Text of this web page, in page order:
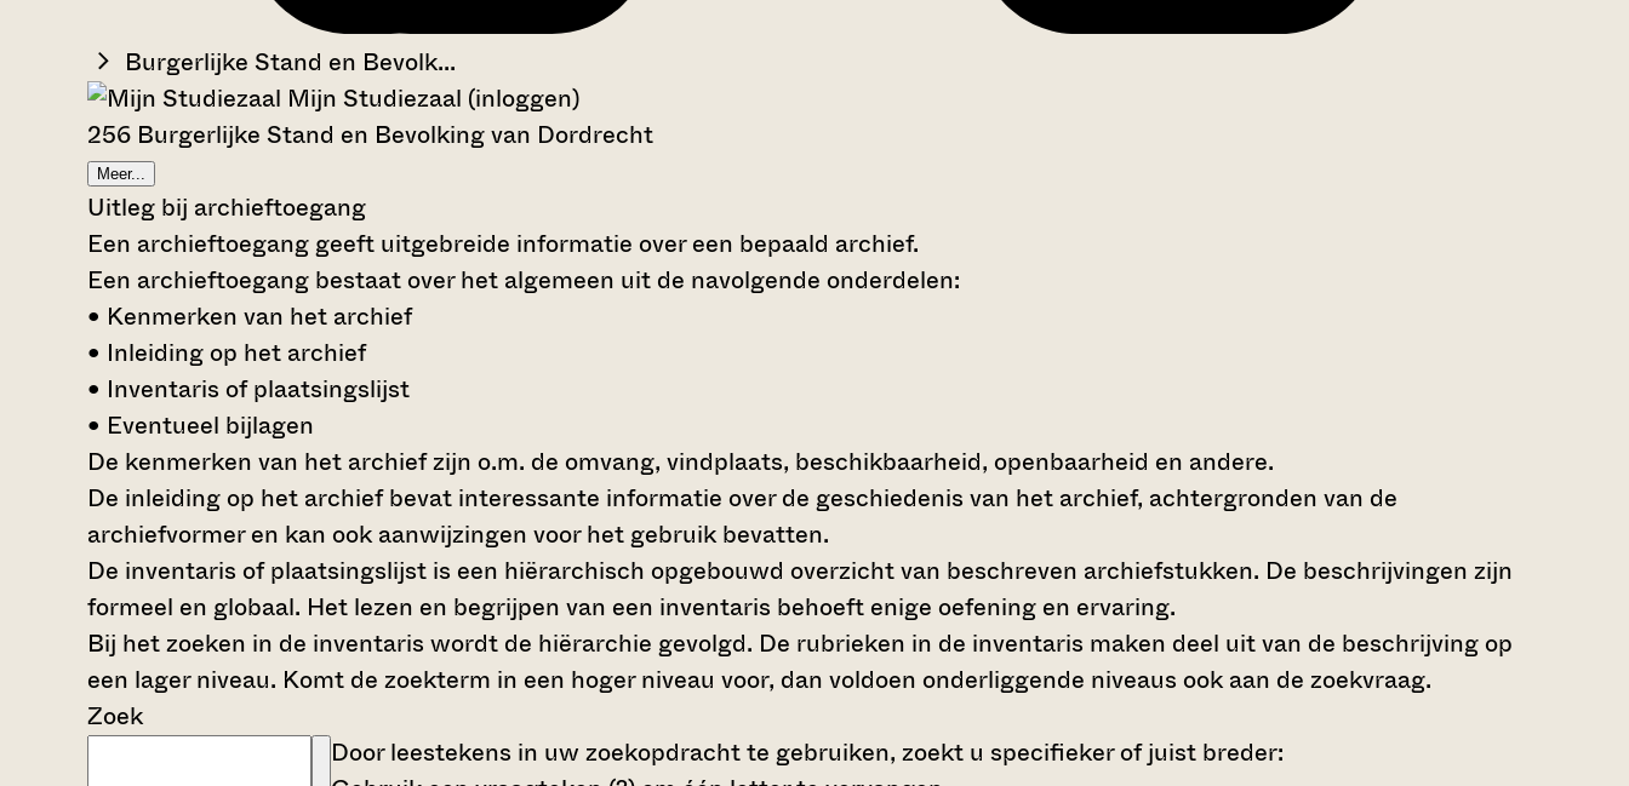
Burgerlijke Stand en Bevolk...
Mijn Studiezaal (inloggen)
256 Burgerlijke Stand en Bevolking van Dordrecht
Meer...
Uitleg bij archieftoegang
Een archieftoegang geeft uitgebreide informatie over een bepaald archief.
Een archieftoegang bestaat over het algemeen uit de navolgende onderdelen:
• Kenmerken van het archief
• Inleiding op het archief
• Inventaris of plaatsingslijst
• Eventueel bijlagen
De kenmerken van het archief zijn o.m. de omvang, vindplaats, beschikbaarheid, openbaarheid en andere.
De inleiding op het archief bevat interessante informatie over de geschiedenis van het archief, achtergronden van de
archiefvormer en kan ook aanwijzingen voor het gebruik bevatten.
De inventaris of plaatsingslijst is een hiërarchisch opgebouwd overzicht van beschreven archiefstukken. De beschrijvingen zijn
formeel en globaal. Het lezen en begrijpen van een inventaris behoeft enige oefening en ervaring.
Bij het zoeken in de inventaris wordt de hiërarchie gevolgd. De rubrieken in de inventaris maken deel uit van de beschrijving op
een lager niveau. Komt de zoekterm in een hoger niveau voor, dan voldoen onderliggende niveaus ook aan de zoekvraag.
Zoek
Door leestekens in uw zoekopdracht te gebruiken, zoekt u specifieker of juist breder: